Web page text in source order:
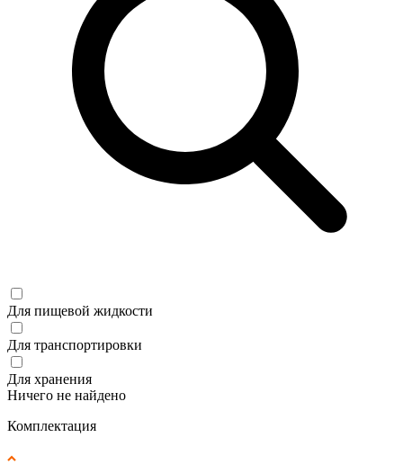
Для пищевой жидкости
Для транспортировки
Для хранения
Ничего не найдено
Комплектация